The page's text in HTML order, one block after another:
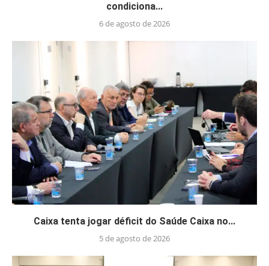
condiciona...
6 de agosto de 2026
Caixa tenta jogar déficit do Saúde Caixa no...
5 de agosto de 2026